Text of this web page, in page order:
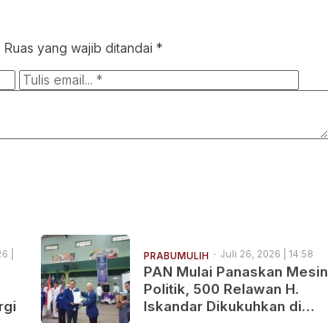
Ruas yang wajib ditandai *
|
PRABUMULIH Juli 26, 2026 | 14:58
PAN Mulai Panaskan Mesin
Politik, 500 Relawan H.
Iskandar Dikukuhkan di